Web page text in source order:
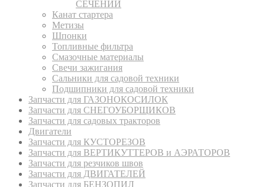
СЕЧЕНИЙ
Канат стартера
Метизы
Шпонки
Топливные фильтра
Смазочные материалы
Свечи зажигания
Сальники для садовой техники
Подшипники для садовой техники
Запчасти для ГАЗОНОКОСИЛОК
Запчасти для СНЕГОУБОРЩИКОВ
Запчасти для садовых тракторов
Двигатели
Запчасти для КУСТОРЕЗОВ
Запчасти для ВЕРТИКУТТЕРОВ и АЭРАТОРОВ
Запчасти для резчиков швов
Запчасти для ДВИГАТЕЛЕЙ
Запчасти для БЕНЗОПИЛ